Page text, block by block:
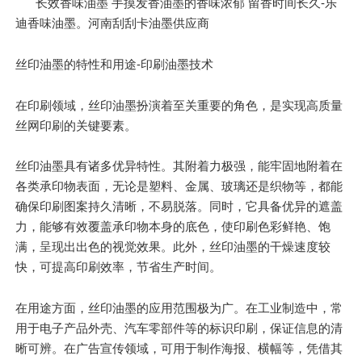
长效香味油墨 手摸发香油墨的香味浓郁 留香时间长久-乐
迪香味油墨。河南刮刮卡油墨供应商
丝印油墨的特性和用途-印刷油墨技术
在印刷领域，丝印油墨扮演着至关重要的角色，是实现高质量
丝网印刷的关键要素。
丝印油墨具有诸多优异特性。其附着力极强，能牢固地附着在
各类承印物表面，无论是塑料、金属、玻璃还是织物等，都能
确保印刷图案持久清晰，不易脱落。同时，它具备优异的遮盖
力，能够有效覆盖承印物本身的底色，使印刷色彩鲜艳、饱
满，呈现出出色的视觉效果。此外，丝印油墨的干燥速度较
快，可提高印刷效率，节省生产时间。
在用途方面，丝印油墨的应用范围极为广。在工业制造中，常
用于电子产品外壳、汽车零部件等的标识印刷，保证信息的清
晰可辨。在广告宣传领域，可用于制作海报、横幅等，凭借其